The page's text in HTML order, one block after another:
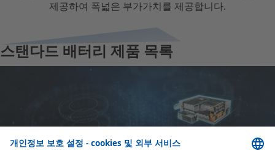
제공하여 폭넓은 부가가치를 제공합니다.
스탠다드 배터리 제품 목록